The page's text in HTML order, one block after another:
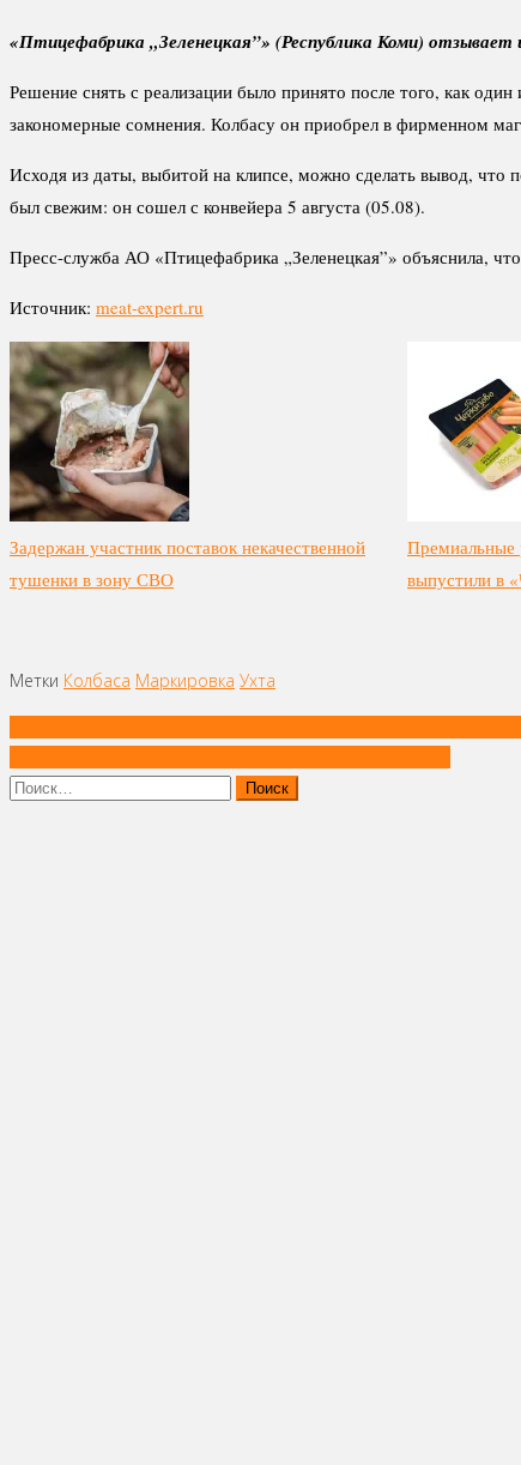
«Птицефабрика „Зеленецкая”» (Республика Коми)
Решение снять с реализации было принято после того, как
закономерные сомнения. Колбасу он приобрел в фирменном
Исходя из даты, выбитой на клипсе, можно сделать вывод, что
был свежим: он сошел с конвейера 5 августа (05.08).
Пресс-служба АО «Птицефабрика „Зеленецкая”» объяснила,
Источник: meat-expert.ru
Задержан участник поставок некачественной
тушенки в зону СВО
Премиальные
выпустили в
Метки Колбаса Маркировка Ухта
записям
Найти: